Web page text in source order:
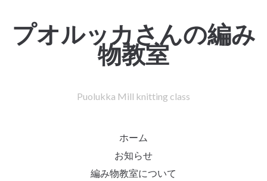
プオルッカさんの編み
物教室
Puolukka Mill knitting class
ホーム
お知らせ
編み物教室について